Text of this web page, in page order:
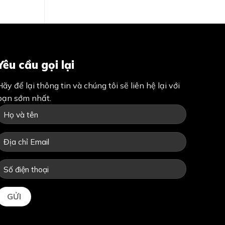
cầu gọi lại
để lại thông tin và chúng tôi sẽ liên hệ lại với
sớm nhất.